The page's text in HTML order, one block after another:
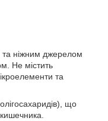
та ніжним джерелом
Не містить
та
що